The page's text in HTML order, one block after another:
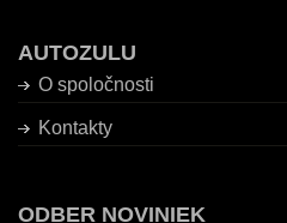
AUTOZULU
O spoločnosti
Kontakty
ODBER NOVINIEK